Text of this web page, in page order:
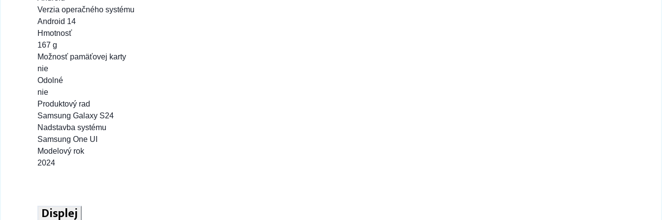
Dvojité vreckové puzdro pre SAMSUNG S24 čierne
Verzia operačného systému
Android 14
Hmotnosť
167 g
Možnosť pamäťovej karty
nie
Odolné
nie
Produktový rad
Samsung Galaxy S24
Nadstavba systému
Samsung One UI
Modelový rok
2024
Displej